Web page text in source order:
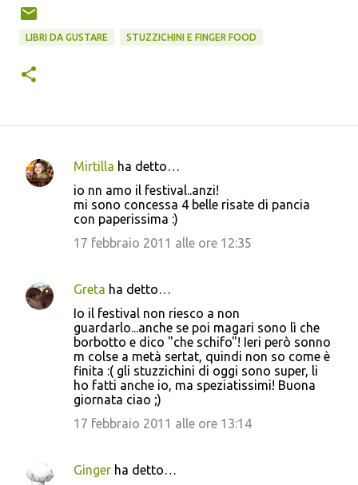
LIBRI DA GUSTARE STUZZICHINI E FINGER FOOD
C
n
t
Mirtilla ha detto…
io nn amo il festival..anzi!
mi sono concessa 4 belle risate di pancia
con paperissima :)
17 febbraio 2011 alle ore 12:35
Greta ha detto…
Io il festival non riesco a non
guardarlo...anche se poi magari sono lì che
borbotto e dico "che schifo"! Ieri però sonno
m colse a metà sertat, quindi non so come è
finita :( gli stuzzichini di oggi sono super, li
ho fatti anche io, ma speziatissimi! Buona
giornata ciao ;)
17 febbraio 2011 alle ore 13:14
Ginger ha detto…